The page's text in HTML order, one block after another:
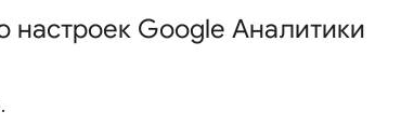
настроек Google Аналитики
.